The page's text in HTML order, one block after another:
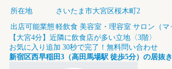
所在地
さいたま市大宮区桜木町2
出店可能業態軽飲食 美容室・理容室 サロン（マ
【大宮4分】近隣に飲食店が多い立地〈3階〉
お気に入り追加 30秒で完了！無料問い合わせ
新宿区西早稲田3（高田馬場駅 徒歩5分）の居抜